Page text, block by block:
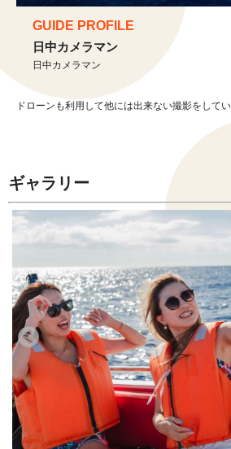
GUIDE PROFILE
日中カメラマン
日中カメラマン
ドローンも利用して他には出来ない撮影をして
ギャラリー